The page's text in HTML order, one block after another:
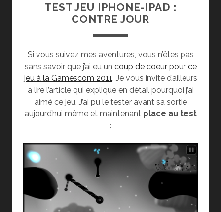
TEST JEU IPHONE-IPAD :
CONTRE JOUR
Si vous suivez mes aventures, vous n’êtes pas
sans savoir que j’ai eu un coup de coeur pour ce
jeu à la Gamescom 2011 . Je vous invite d’ailleurs
à lire l’article qui explique en détail pourquoi j’ai
aimé ce jeu. J’ai pu le tester avant sa sortie
aujourd’hui même et maintenant place au test
: